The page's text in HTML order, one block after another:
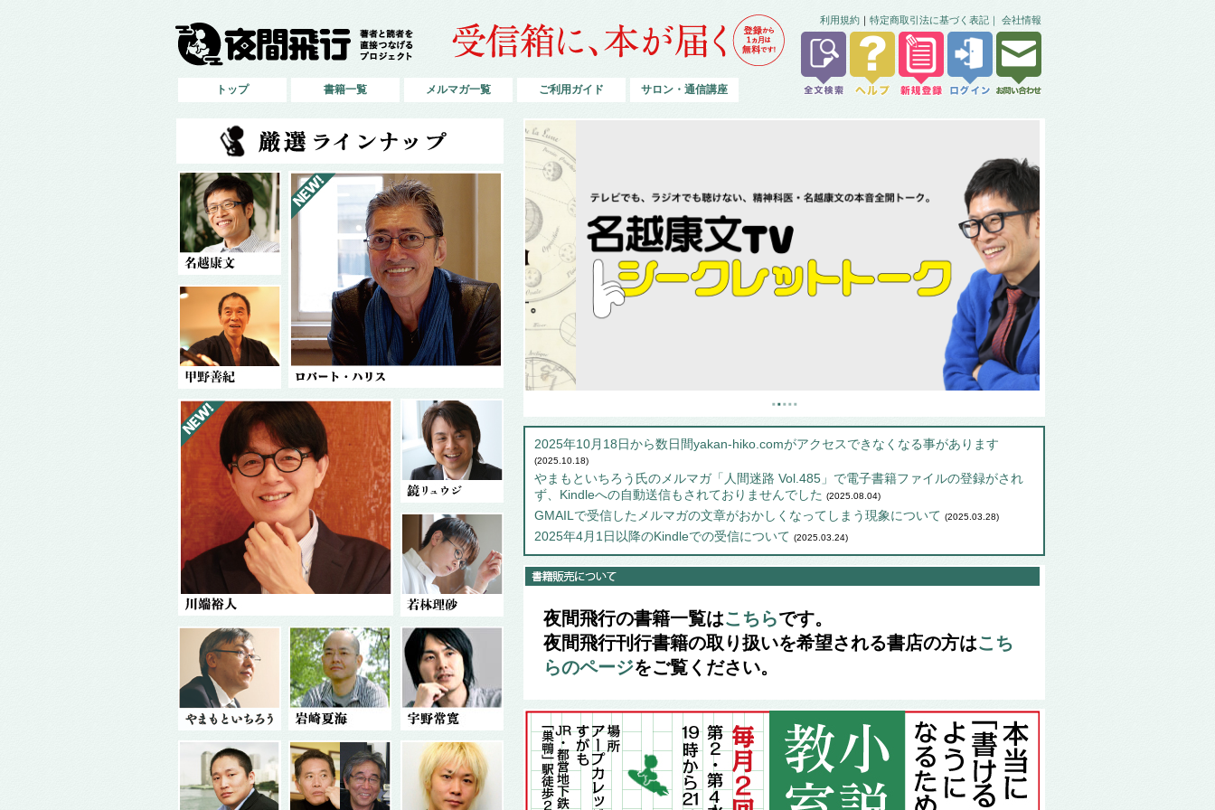
利用規約 ｜ 特定商取引法に基づく表記｜ 会社情報
トップ 書籍一覧 メルマガ一覧 ご利用ガイド サロン・通信講座
■ ■ ■ ■ ■
2025年10月18日から数日間yakan-hiko.comがアクセスできなくなる事があります
(2025.10.18)
やまもといちろう氏のメルマガ「人間迷路 Vol.485」で電子書籍ファイルの登録がされ
ず、Kindleへの自動送信もされておりませんでした (2025.08.04)
GMAILで受信したメルマガの文章がおかしくなってしまう現象について (2025.03.28)
2025年4月1日以降のKindleでの受信について (2025.03.24)
夜間飛行の書籍一覧はこちらです。
夜間飛行刊行書籍の取り扱いを希望される書店の方はこち
らのページをご覧ください。